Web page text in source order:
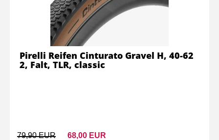
79,90 EUR 68,00 EUR
Pirelli Reifen Cinturato Gravel H, 40-62
2, Falt, TLR, classic